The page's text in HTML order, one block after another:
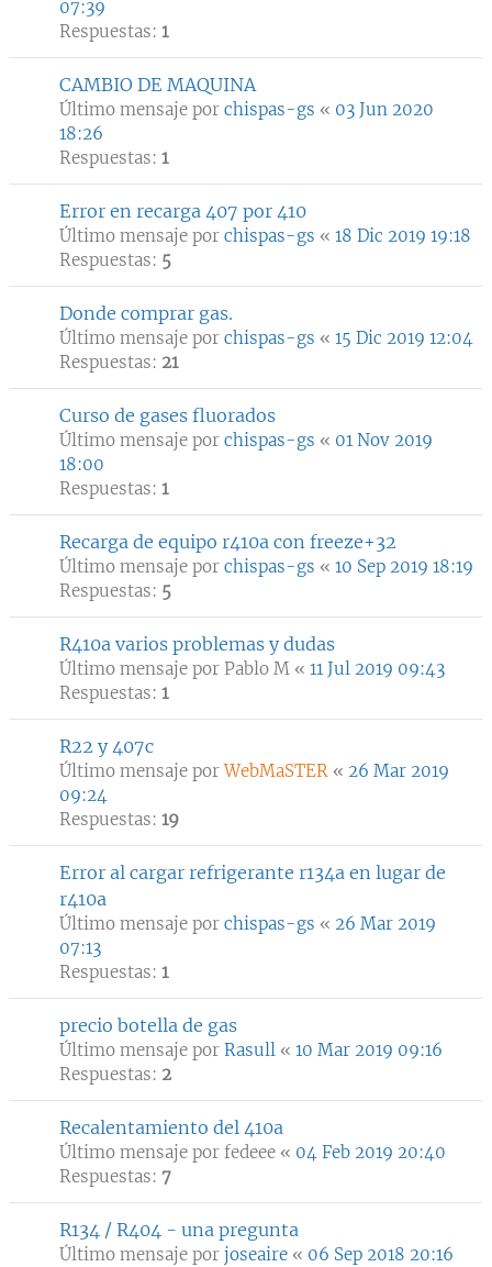
07:39
Respuestas: 1
CAMBIO DE MAQUINA
Último mensaje por chispas-gs « 03 Jun 2020
18:26
Respuestas: 1
Error en recarga 407 por 410
Último mensaje por chispas-gs « 18 Dic 2019 19:18
Respuestas: 5
Donde comprar gas.
Último mensaje por chispas-gs « 15 Dic 2019 12:04
Respuestas: 21
Curso de gases fluorados
Último mensaje por chispas-gs « 01 Nov 2019
18:00
Respuestas: 1
Recarga de equipo r410a con freeze+32
Último mensaje por chispas-gs « 10 Sep 2019 18:19
Respuestas: 5
R410a varios problemas y dudas
Último mensaje por Pablo M « 11 Jul 2019 09:43
Respuestas: 1
R22 y 407c
Último mensaje porWebMaSTER « 26 Mar 2019
09:24
Respuestas: 19
Error al cargar refrigerante r134a en lugar de
r410a
Último mensaje por chispas-gs « 26 Mar 2019
07:13
Respuestas: 1
precio botella de gas
Último mensaje por Rasull « 10 Mar 2019 09:16
Respuestas: 2
Recalentamiento del 410a
Último mensaje por fedeee « 04 Feb 2019 20:40
Respuestas: 7
R134 / R404 - una pregunta
Último mensaje por joseaire « 06 Sep 2018 20:16